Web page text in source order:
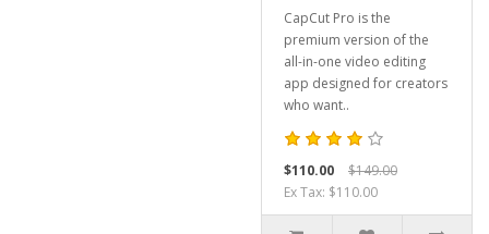
CapCut Pro is the
premium version of the
all-in-one video editing
app designed for creators
who want..
$110.00
$149.00
Ex Tax: $110.00